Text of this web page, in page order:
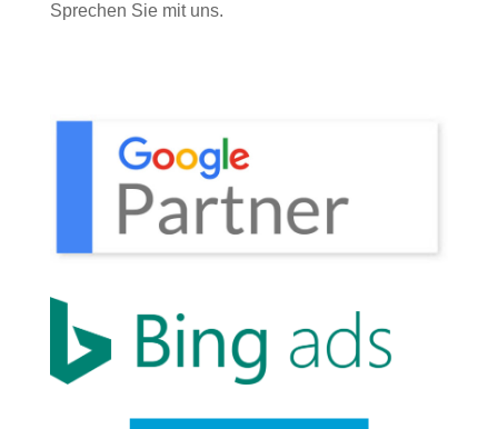
Sprechen Sie mit uns.